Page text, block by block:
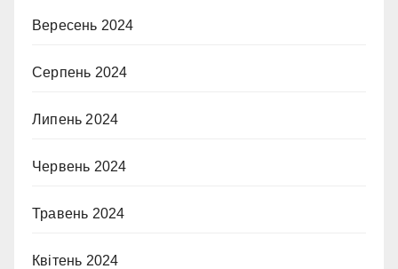
Вересень 2024
Серпень 2024
Липень 2024
Червень 2024
Травень 2024
Квітень 2024